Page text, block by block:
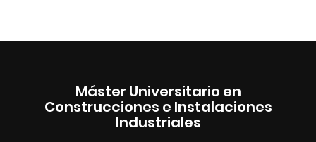
Máster Universitario en
Construcciones e Instalaciones
Industriales